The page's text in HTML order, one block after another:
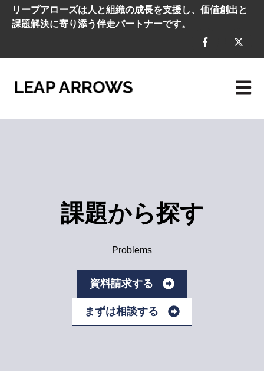
リープアローズは人と組織の成長を支援し、価値創出と
課題解決に寄り添う伴走パートナーです。
メイ
課題から探す
Problems
資料請求する
まずは相談する